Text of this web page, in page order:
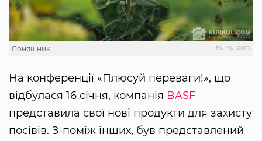
Kurkul.com
Соняшник
На конференції «Плюсуй переваги!», що
відбулася 16 січня, компанія BASF
представила свої нові продукти для захисту
посівів. З-поміж інших, був представлений